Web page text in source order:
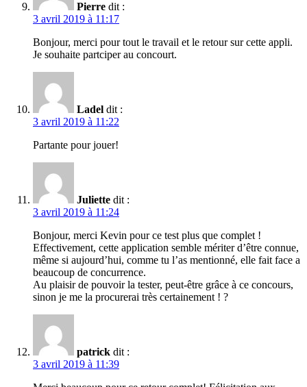
Pierre dit :
3 avril 2019 à 11:17
Bonjour, merci pour tout le travail et le retour sur cette appli.
Je souhaite partciper au concourt.
Ladel dit :
3 avril 2019 à 11:22
Partante pour jouer!
Juliette dit :
3 avril 2019 à 11:24
Bonjour, merci Kevin pour ce test plus que complet !
Effectivement, cette application semble mériter d’être connue,
même si aujourd’hui, comme tu l’as mentionné, elle fait face a
beaucoup de concurrence.
Au plaisir de pouvoir la tester, peut-être grâce à ce concours,
sinon je me la procurerai très certainement ! ?
patrick dit :
3 avril 2019 à 11:39